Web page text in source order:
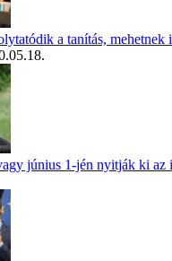
a tanítás, mehetnek
június 1-jén nyitják ki az